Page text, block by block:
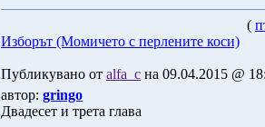
(
Изборът (Момичето с перлените коси)
Публикувано от alfa_c на 09.04.2015 @
автор: gringo
Двадесет и трета глава